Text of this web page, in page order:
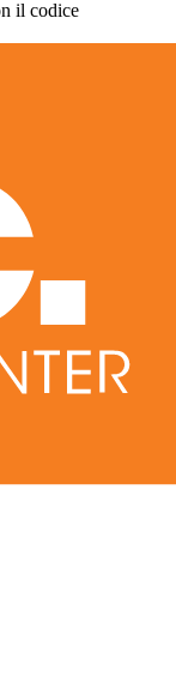
il codice